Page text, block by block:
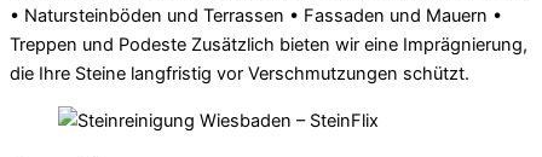
• Natursteinböden und Terrassen • Fassaden und Mauern •
Treppen und Podeste Zusätzlich bieten wir eine Imprägnierung,
die Ihre Steine langfristig vor Verschmutzungen schützt.